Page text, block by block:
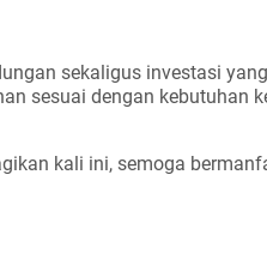
sekaligus investasi
sesuai dengan kebutuhan
kali ini, semoga